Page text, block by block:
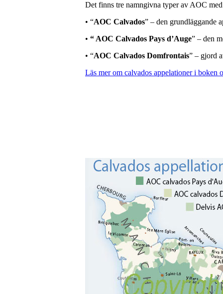
Det finns tre namngivna typer av AOC
• “AOC Calvados” – den grundläggande
• “ AOC Calvados Pays d’Auge” – den
• “AOC Calvados Domfrontais” – gjord
Läs mer om calvados appelationer i boken